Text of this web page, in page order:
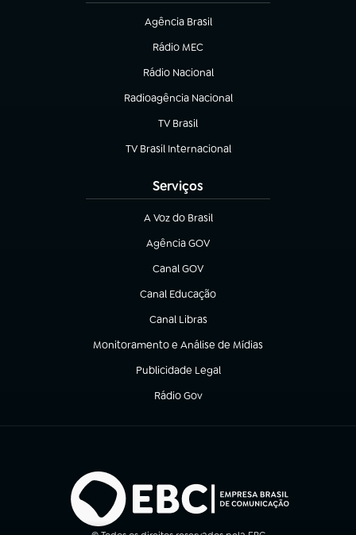
Agência Brasil
(abre em nova aba)
Rádio MEC
Rádio Nacional
(abre em nova aba)
Radioagência Nacional
(abre em nova aba)
TV Brasil
(abre em nova aba)
TV Brasil Internacional
(abre em nova aba)
Serviços
A Voz do Brasil
(abre em nova aba)
Agência GOV
(abre em nova aba)
Canal GOV
(abre em nova aba)
Canal Educação
(abre em nova aba)
Canal Libras
(abre em nova aba)
Monitoramento e Análise de Mídias
(abre em nova aba)
Publicidade Legal
(abre em nova aba)
Rádio Gov
(abre em nova aba)